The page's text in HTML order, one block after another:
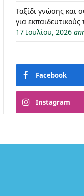
Ταξίδι γνώσης και
για
17 Ιουλίου, 2026
Facebook
Instagram